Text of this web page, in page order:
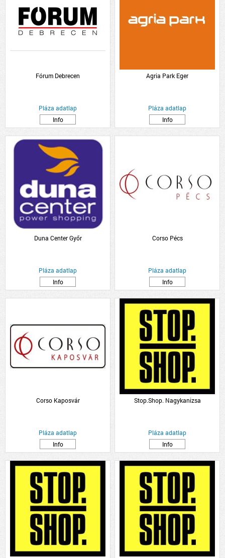
Fórum Debrecen
Pláza adatlap
Info
Agria Park Eger
Pláza adatlap
Info
Duna Center Győr
Pláza adatlap
Info
Corso Pécs
Pláza adatlap
Info
Corso Kaposvár
Pláza adatlap
Info
Stop.Shop. Nagykanizsa
Pláza adatlap
Info